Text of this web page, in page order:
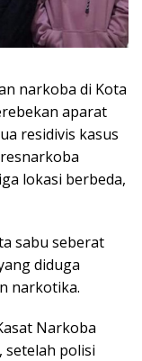
narkoba di Kota
aparat
residivis kasus
lokasi berbeda,
sabu seberat
diduga
narkotika.
Narkoba
setelah polisi